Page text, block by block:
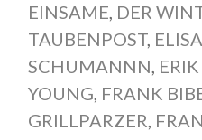
EINSAME, DER
TAUBENPOST,
SCHUMANNN,
YOUNG, FRANK
GRILLPARZER,